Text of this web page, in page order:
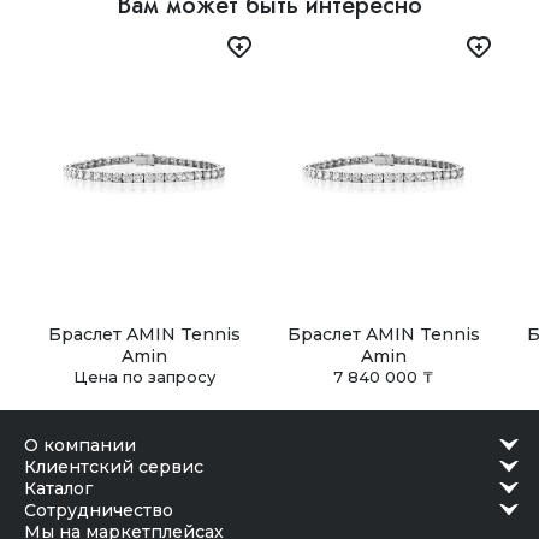
В Астане, Алматы, Шымкенте и Ташкенте доступен
самовывоз из наших бутиков. Заказ можно получить в
удобное время после подтверждения готовности.
Браслет AMIN Tennis
Amin
Цена по запросу
Браслет AMIN Tennis
Amin
7 840 000 ₸
о компании
клиентский сервис
каталог
сотрудничество
Мы на маркетплейсах